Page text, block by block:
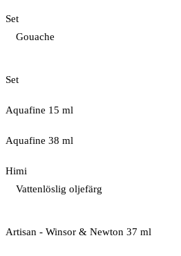
Set
Gouache
Set
Aquafine 15 ml
Aquafine 38 ml
Himi
Vattenlöslig oljefärg
Artisan - Winsor & Newton 37 ml